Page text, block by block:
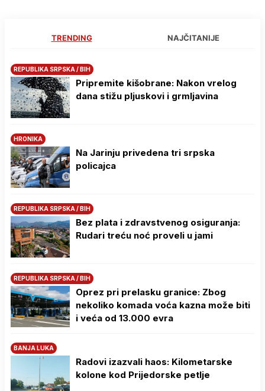
TRENDING NAJČITANIJE
REPUBLIKA SRPSKA / BIH
Pripremite kišobrane: Nakon vrelog
dana stižu pljuskovi i grmljavina
HRONIKA
Na Јarinju privedena tri srpska
policajca
REPUBLIKA SRPSKA / BIH
Bez plata i zdravstvenog osiguranja:
Rudari treću noć proveli u jami
REPUBLIKA SRPSKA / BIH
Oprez pri prelasku granice: Zbog
nekoliko komada voća kazna može biti
i veća od 13.000 evra
BANJA LUKA
Radovi izazvali haos: Kilometarske
kolone kod Prijedorske petlje